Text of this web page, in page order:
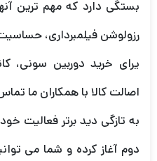
بستگی دارد که مهم ترین
رزولوشن فیلمبرداری،
یرای خرید دوربین سونی،
اصالت کالا با همکاران ما
به تازگی دید برتر فعالیت
دوم آغاز کرده و شما می